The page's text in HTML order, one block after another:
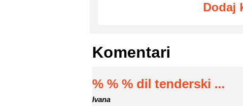
Dodaj
Komentari
% % % dil tenderski ...
Ivana